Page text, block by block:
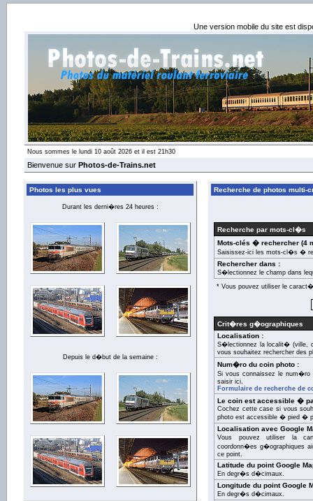
Une version mobile du site est
Nous sommes le lundi 10 août 2026 et il est 21h30
Bienvenue sur Photos-de-Trains.net
Photos les plus vues
Durant les derni�res 24 heures :
Depuis le d�but de la semaine :
Recherche de photos multi-
Recherche par mots-cl�s
Mots-clés � rechercher (4
Saisissez-ici les mots-cl�s �
Rechercher dans :
S�lectionnez le champ dans
* Vous pouvez utiliser le
Crit�res g�ographiques
Localisation :
S�lectionnez la localit� (ville,
vous souhaitez rechercher des
Num�ro du coin photo :
Si vous connaissez le
saisir ici.
Formulaire de recherche de
Le coin est accessible �
Cochez cette case si vous
photo est accessible � pied �
Localisation avec Google
Vous pouvez utiliser la
coordonn�es g�ographiques
ce point.
Latitude du point Google
En degr�s d�cimaux.
Longitude du point Google
En degr�s d�cimaux.